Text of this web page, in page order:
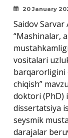
20 January
Saidov Sarvar
“Mashinalar,
vositalari
barqarorligini
chiqish”
doktori (PhD)
dissertatsiya
seysmik
darajalar